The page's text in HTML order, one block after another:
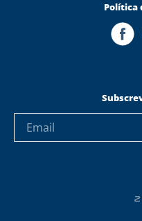
Política